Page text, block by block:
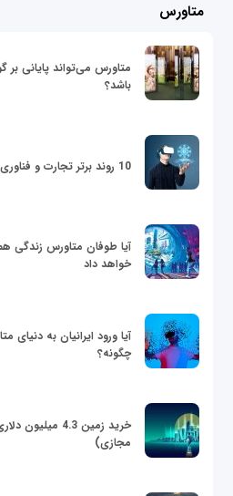
متاورس
متاورس می‌تواند پایانی
باشد؟
10 روند برتر تجارت و فناوری در سال 2022
آیا طوفان متاورس زندگی
خواهد داد
آیا ورود ایرانیان به
چگونه؟
خرید زمین 4.3
مجازی)